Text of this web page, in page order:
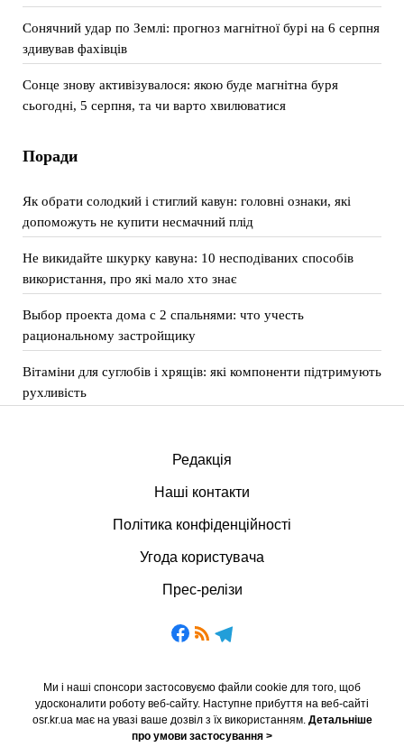
Сонячний удар по Землі: прогноз магнітної бурі на 6 серпня
здивував фахівців
Сонце знову активізувалося: якою буде магнітна буря
сьогодні, 5 серпня, та чи варто хвилюватися
Поради
Як обрати солодкий і стиглий кавун: головні ознаки, які
допоможуть не купити несмачний плід
Не викидайте шкурку кавуна: 10 несподіваних способів
використання, про які мало хто знає
Выбор проекта дома с 2 спальнями: что учесть
рациональному застройщику
Вітаміни для суглобів і хрящів: які компоненти підтримують
рухливість
Редакція
Наші контакти
Політика конфіденційності
Угода користувача
Прес-релізи
Ми і наші спонсори застосовуємо файли cookie для того, щоб
удосконалити роботу веб-сайту. Наступне прибуття на веб-сайті
osr.kr.ua має на увазі ваше дозвіл з їх використанням. Детальніше
про умови застосування >